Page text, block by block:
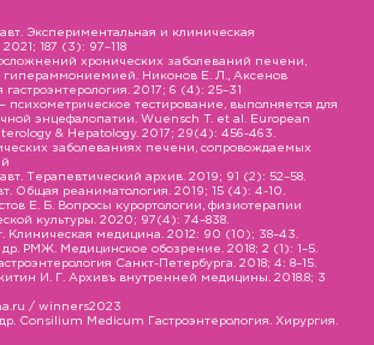
Экспериментальная и клиническая
187 (3): 97–118
хронических заболеваний печени,
гипераммониемией. Никонов Е. Л., Аксенов
2017; 6 (4): 25–31
психометрическое тестирование, выполняется для
энцефалопатии. Wuensch T. et al. European
& Hepatology. 2017; 29(4): 456-463.
заболеваниях печени, сопровождаемых
Терапевтический архив. 2019; 91 (2): 52–58.
Общая реаниматология. 2019; 15 (4): 4-10.
Е. Б. Вопросы курортологии, физиотерапии
культуры. 2020; 97(4): 74–838.
Клиническая медицина. 2012: 90 (10); 38–43.
РМЖ. Медицинское обозрение. 2018; 2 (1): 1–5.
Санкт-Петербурга. 2018; 4: 8–15.
И. Г. Архивъ внутренней медицины. 2018.8; 3
/ winners2023
Consilium Medicum Гастроэнтерология. Хирургия.